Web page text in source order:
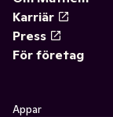
Karriär
Press
För företag
Appar